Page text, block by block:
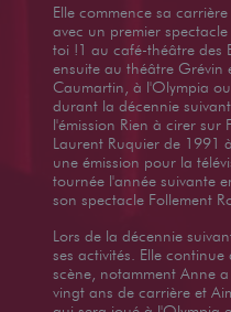
Elle commence sa
avec un premier
toi !1 au café-théâtre des
ensuite au théâtre Grévin
Caumartin, à l'Olympia
durant la décennie
l'émission Rien à cirer sur
Laurent Ruquier de 1991
une émission pour la
tournée l'année suivante
son spectacle Follement
Lors de la décennie
ses activités. Elle
scène, notamment Anne
vingt ans de carrière et